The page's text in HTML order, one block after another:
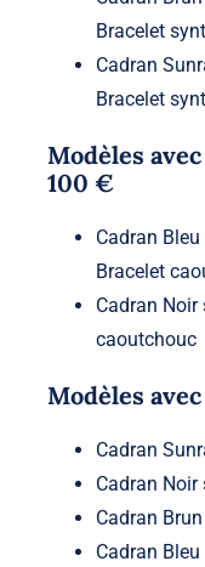
Bracelet
Cadran
Bracelet
Modèles
100 €
Cadran
Bracelet
Cadran Noir
caoutchouc
Modèles
Cadran
Cadran Noir
Cadran
Cadran